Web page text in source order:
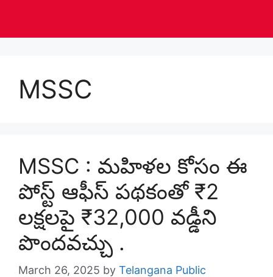
MSSC
MSSC : మహిళల కోసం ఈ
పోస్ట్ ఆఫీస్ పథకంతో ₹2
లక్షలపై ₹32,000 వడ్డీని
పొందవచ్చు .
March 26, 2025 by Telangana Public